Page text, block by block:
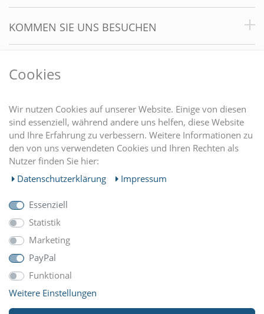
KOMMEN SIE UNS BESUCHEN
EINKAUFEN
MEIN KONTO
UNTERNEHMEN
ZAHLUNGARTEN
Cookies
Wir nutzen Cookies auf unserer Website. Einige von diesen
sind essenziell, während andere uns helfen, diese Website
und Ihre Erfahrung zu verbessern. Weitere Informationen zu
den von uns verwendeten Cookies und Ihren Rechten als
Nutzer finden Sie hier:
Daten­schutz­erklärung
Impressum
Essenziell
Statistik
Marketing
PayPal
Funktional
Weitere Einstellungen